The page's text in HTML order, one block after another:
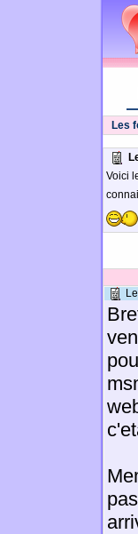
Les
Voici